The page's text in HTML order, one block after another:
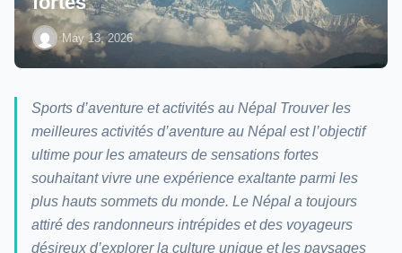
· May 13, 2026
Sports d’aventure et activités au Népal Trouver les
meilleures activités d’aventure au Népal est l’objectif
ultime pour les amateurs de sensations fortes
souhaitant vivre une expérience exaltante parmi les
plus hauts sommets du monde. Le Népal a toujours
attiré des randonneurs intrépides et des voyageurs
désireux d’explorer la culture unique et les paysages